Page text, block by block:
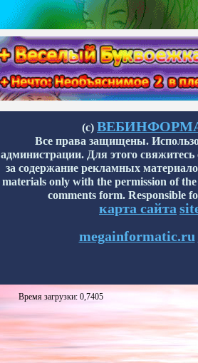
(с)
Все права защищены.
администрации. Для этого
за содержание рекламных
materials only with the permission of
comments form. Responsible
карта сайта
megainformatic.ru
Время загрузки: 0,7405